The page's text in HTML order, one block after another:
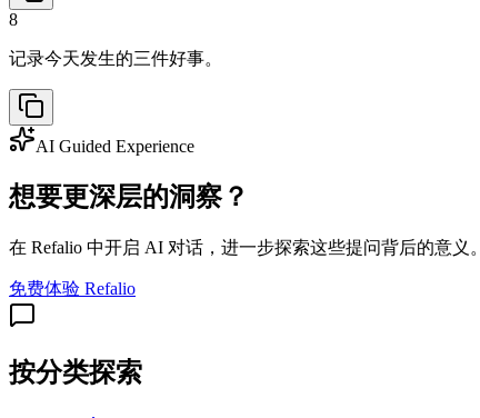
8
记录今天发生的三件好事。
AI Guided Experience
想要更深层的洞察？
在 Refalio 中开启 AI 对话，进一步探索这些提问背后的意义。
免费体验 Refalio
按分类探索